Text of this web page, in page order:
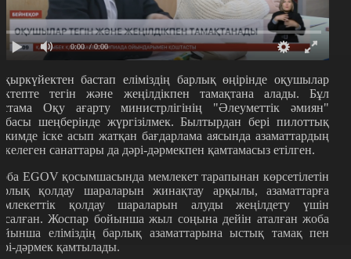
0:00 / 0:00
бастап еліміздің барлық өңірінде оқушылар
тегін және жеңілдікпен тамақтана алады. Бұл
Оқу ағарту министрлігінің "Әлеуметтік әмиян"
шеңберінде жүргізілмек. Былтырдан бері пилоттық
іске асып жатқан бағдарлама аясында азаматтардың
санаттары да дәрі-дәрмекпен қамтамасыз етілген.
EGOV қосымшасында мемлекет тарапынан көрсетілетін
қолдау шараларын жинақтау арқылы, азаматтарға
қолдау шараларын алуды жеңілдету үшін
Жоспар бойынша жыл соңына дейін аталған жоба
еліміздің барлық азаматтарына ыстық тамақ пен
дәрмек қамтылады.